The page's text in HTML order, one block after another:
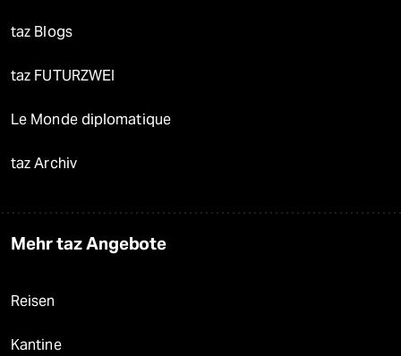
taz Blogs
taz FUTURZWEI
Le Monde diplomatique
taz Archiv
Mehr taz Angebote
Reisen
Kantine